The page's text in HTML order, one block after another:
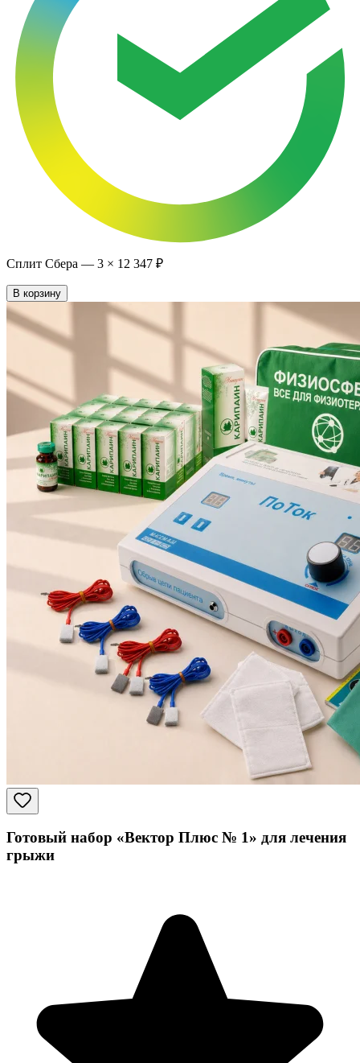
Сплит Сбера — 3 × 12 347 ₽
В корзину
Готовый набор «Вектор Плюс № 1» для лечения
грыжи